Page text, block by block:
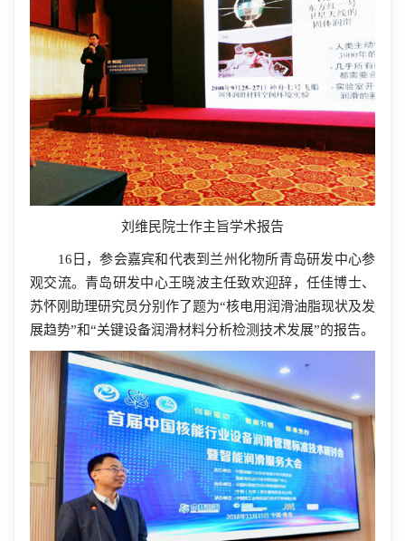
刘维民院士作主旨学术报告
16日，参会嘉宾和代表到兰州化物所青岛研发中心参
观交流。青岛研发中心王晓波主任致欢迎辞，任佳博士、
苏怀刚助理研究员分别作了题为“核电用润滑油脂现状及发
展趋势”和“关键设备润滑材料分析检测技术发展”的报告。